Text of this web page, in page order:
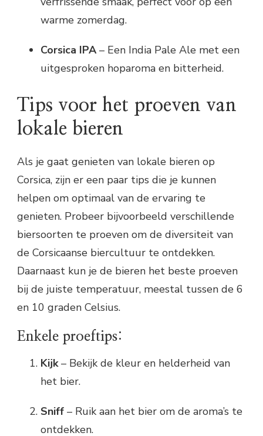
warme zomerdag.
Corsica IPA– Een India Pale Ale met een
uitgesproken hoparoma en bitterheid.
Tips voor het proeven van
lokale bieren
Als je gaat genieten van lokale bieren op
Corsica, zijn er een paar tips die je kunnen
helpen om optimaal van de ervaring te
genieten. Probeer bijvoorbeeld verschillende
biersoorten te proeven om de diversiteit van
de Corsicaanse biercultuur te ontdekken.
Daarnaast kun je de bieren het beste proeven
bij de juiste temperatuur, meestal tussen de 6
en 10 graden Celsius.
Enkele proeftips:
Kijk– Bekijk de kleur en helderheid van
het bier.
Sniff – Ruik aan het bier om de aroma’s te
ontdekken.